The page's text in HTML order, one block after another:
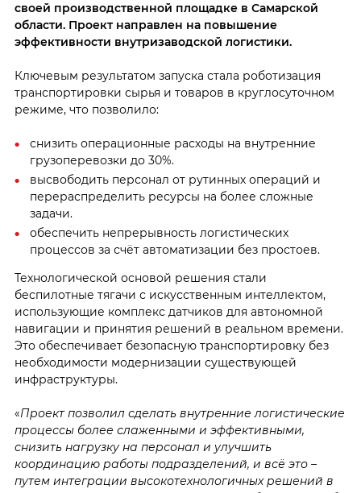
своей производственной площадке в Самарской
области. Проект направлен на повышение
эффективности внутризаводской логистики.
Ключевым результатом запуска стала роботизация
транспортировки сырья и товаров в круглосуточном
режиме, что позволило:
снизить операционные расходы на внутренние
грузоперевозки до 30%.
высвободить персонал от рутинных операций и
перераспределить ресурсы на более сложные
задачи.
обеспечить непрерывность логистических
процессов за счёт автоматизации без простоев.
Технологической основой решения стали
беспилотные тягачи с искусственным интеллектом,
использующие комплекс датчиков для автономной
навигации и принятия решений в реальном времени.
Это обеспечивает безопасную транспортировку без
необходимости модернизации существующей
инфраструктуры.
«Проект позволил сделать внутренние логистические
процессы более слаженными и эффективными,
снизить нагрузку на персонал и улучшить
координацию работы подразделений, и всё это –
путем интеграции высокотехнологичных решений в